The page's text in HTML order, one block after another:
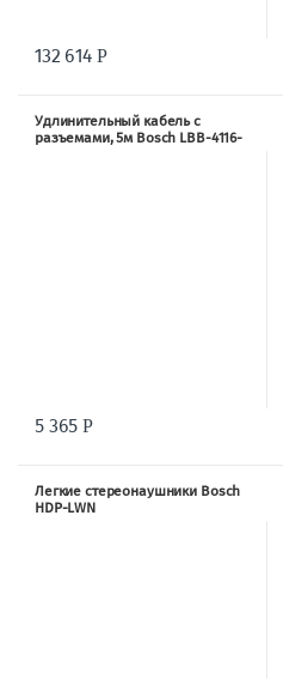
132 614 Р
Удлинительный кабель с
разъемами, 5м Bosch LBB-4116-
5 365Р
Легкие стереонаушники Bosch
HDP-LWN